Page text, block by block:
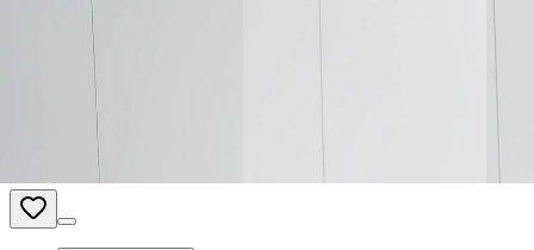
Van Mossel Automotive Group
- Nederlands